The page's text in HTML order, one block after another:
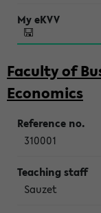
Faculty of
Economics
310001
Sauzet